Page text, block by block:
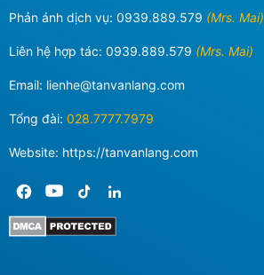
Phản ánh dịch vụ: 0939.889.579 (Mrs. Mai)
Liên hệ hợp tác: 0939.889.579 (Mrs. Mai)
Email: lienhe@tanvanlang.com
Tổng đài: 028.7777.7979
Website: https://tanvanlang.com